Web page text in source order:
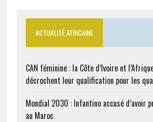
ACTUALITÉ AFRICAINE
CAN féminine : la Côte d’Ivoire et
décrochent leur qualification pour les
Mondial 2030 : Infantino accusé d’avoir
au Maroc